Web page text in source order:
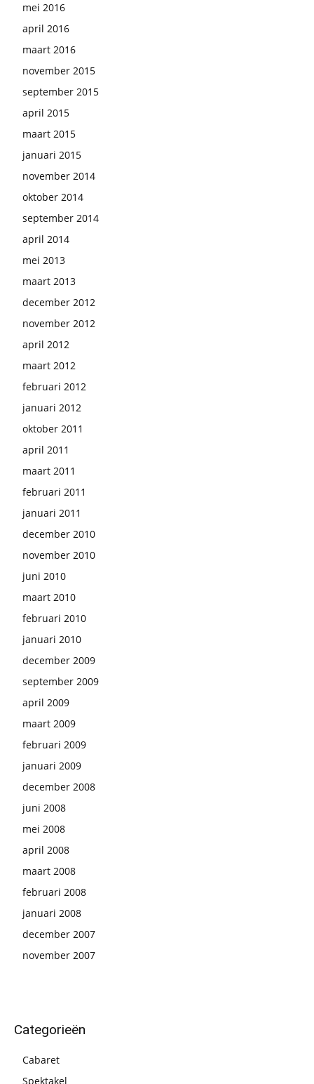
mei 2016
april 2016
maart 2016
november 2015
september 2015
april 2015
maart 2015
januari 2015
november 2014
oktober 2014
september 2014
april 2014
mei 2013
maart 2013
december 2012
november 2012
april 2012
maart 2012
februari 2012
januari 2012
oktober 2011
april 2011
maart 2011
februari 2011
januari 2011
december 2010
november 2010
juni 2010
maart 2010
februari 2010
januari 2010
december 2009
september 2009
april 2009
maart 2009
februari 2009
januari 2009
december 2008
juni 2008
mei 2008
april 2008
maart 2008
februari 2008
januari 2008
december 2007
november 2007
Categorieën
Cabaret
Spektakel